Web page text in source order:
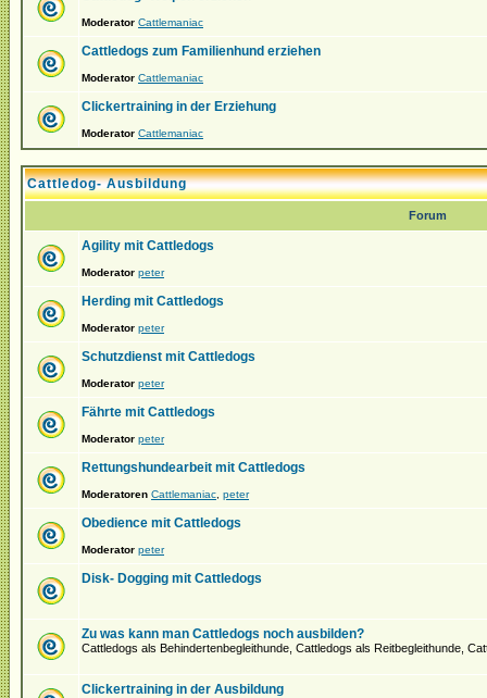
Moderator Cattlemaniac
Cattledogs zum Familienhund erziehen
Moderator Cattlemaniac
Clickertraining in der Erziehung
Moderator Cattlemaniac
Cattledog- Ausbildung
Forum
Agility mit Cattledogs
Moderator peter
Herding mit Cattledogs
Moderator peter
Schutzdienst mit Cattledogs
Moderator peter
Fährte mit Cattledogs
Moderator peter
Rettungshundearbeit mit Cattledogs
Moderatoren Cattlemaniac peter
Obedience mit Cattledogs
Moderator peter
Disk- Dogging mit Cattledogs
Zu was kann man Cattledogs noch ausbilden?
Cattledogs als Behindertenbegleithunde, Cattledogs als Reitbegleithunde,
Clickertraining in der Ausbildung